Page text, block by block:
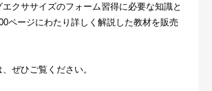
クササイズのフォーム習得に必要な知識と
ページにわたり詳しく解説した教材を販売
ぜひご覧ください。